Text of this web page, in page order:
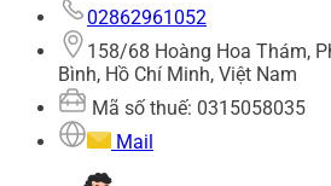
02862961052
158/68 Hoàng Hoa Thám,
Bình, Hồ Chí Minh, Việt Nam
Mã số thuế: 0315058035
Mail